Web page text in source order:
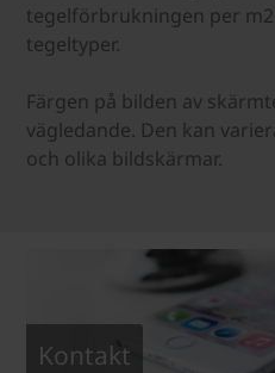
tegelförbrukningen per
tegeltyper.
Färgen på bilden av
vägledande. Den kan
och olika bildskärmar.
Kontakt